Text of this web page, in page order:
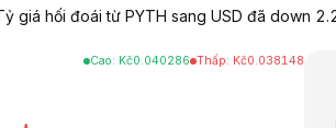
giá hối đoái từ PYTH sang USD đã down
Cao: Kč0.040286 Thấp: Kč0.038148